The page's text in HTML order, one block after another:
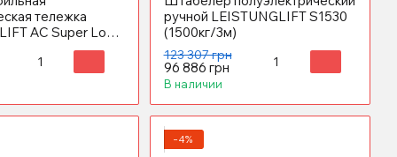
тележка
AC Super Low
ручной LEISTUNGLIFT S1530
(1500кг/3м)
123 307 грн
96 886 грн
В наличии
−4%